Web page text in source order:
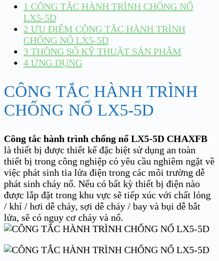
1 CÔNG TẮC HÀNH TRÌNH CHỐNG NỔ
LX5-5D
2 ƯU ĐIỂM CÔNG TẮC HÀNH TRÌNH
CHỐNG NỔ LX5-5D
3 THÔNG SỐ KỸ THUẬT SẢN PHẨM
4 ỨNG DỤNG
CÔNG TẮC HÀNH TRÌNH
CHỐNG NỔ LX5-5D
Công tắc hành trình chống nổ LX5-5D CHAXFB
là thiết bị được thiết kế đặc biệt sử dụng an toàn
thiết bị trong công nghiệp có yêu cầu nghiêm ngặt về
việc phát sinh tia lửa điện trong các môi trường dễ
phát sinh cháy nổ. Nếu có bất kỳ thiết bị điện nào
được lắp đặt trong khu vực sẽ tiếp xúc với chất lỏng
/ khí / hơi dễ cháy, sợi dễ cháy / bay và bụi dễ bắt
lửa, sẽ có nguy cơ cháy và nổ.